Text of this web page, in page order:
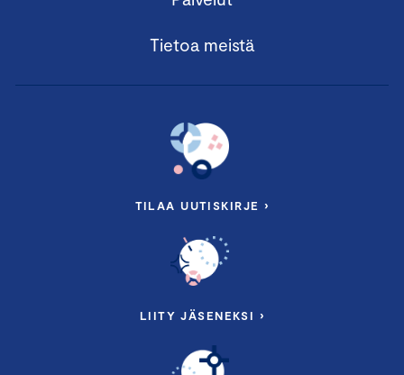
Tietoa meistä
TILAA UUTISKIRJE ›
LIITY JÄSENEKSI ›